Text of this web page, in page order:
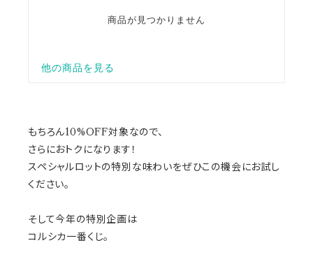
もちろん10%OFF対象なので、
さらにおトクになります！
スペシャルロットの特別な味わいをぜひこの機会にお試し
ください。
そして今年の特別企画は
コルシカ一番くじ。